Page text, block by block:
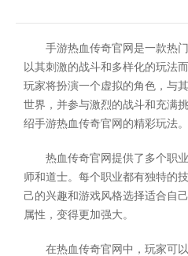
手游热血传奇官网是一款热
以其刺激的战斗和多样化的玩法
玩家将扮演一个虚拟的角色，与
世界，并参与激烈的战斗和充满
绍手游热血传奇官网的精彩玩法。
热血传奇官网提供了多个职
师和道士。每个职业都有独特的
己的兴趣和游戏风格选择适合自
属性，变得更加强大。
在热血传奇官网中，玩家可